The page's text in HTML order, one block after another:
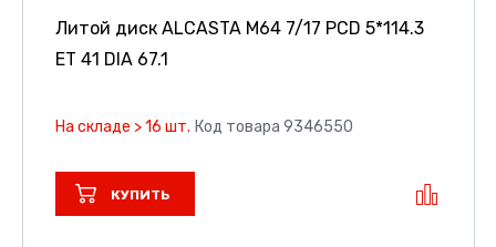
Литой диск ALCASTA M64 7/17 PCD 5*114.3
ET 41 DIA 67.1
На складе > 16 шт. Код товара 9346550
КУПИТЬ